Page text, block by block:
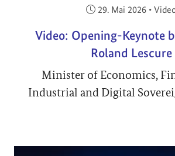
Veröffentlicht am:
29. Mai 2026 •
Video: Opening-Keynote
Roland Lescure
Minister of Economics,
Industrial and Digital